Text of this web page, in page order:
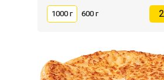
1000 г 600 г